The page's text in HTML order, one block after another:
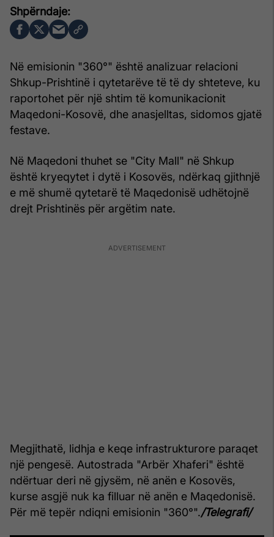
Në emisionin "360°" është analizuar relacioni
Shkup-Prishtinë i qytetarëve të të dy shteteve, ku
raportohet për një shtim të komunikacionit
Maqedoni-Kosovë, dhe anasjelltas, sidomos gjatë
festave.
Në Maqedoni thuhet se "City Mall" në Shkup
është kryeqytet i dytë i Kosovës, ndërkaq gjithnjë
e më shumë qytetarë të Maqedonisë udhëtojnë
drejt Prishtinës për argëtim nate.
Megjithatë, lidhja e keqe infrastrukturore paraqet
një pengesë. Autostrada "Arbër Xhaferi" është
ndërtuar deri në gjysëm, në anën e Kosovës,
kurse asgjë nuk ka filluar në anën e Maqedonisë.
Për më tepër ndiqni emisionin "360°"./Telegrafi/